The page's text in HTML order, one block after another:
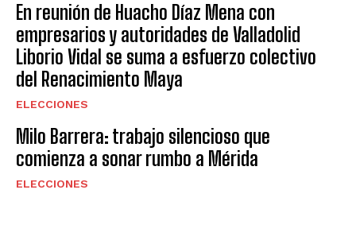
En reunión de Huacho Díaz Mena con
empresarios y autoridades de Valladolid
Liborio Vidal se suma a esfuerzo colectivo
del Renacimiento Maya
ELECCIONES
Milo Barrera: trabajo silencioso que
comienza a sonar rumbo a Mérida
ELECCIONES